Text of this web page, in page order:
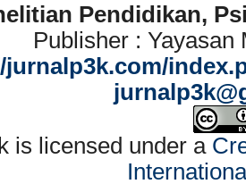
Pendidikan,
Publisher : Yayasan
is licensed under a